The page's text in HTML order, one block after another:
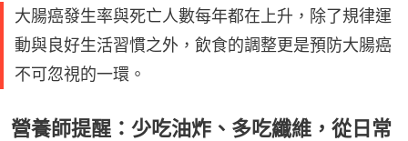
大腸癌發生率與死亡人數每年都在上升，除了規律運
動與良好生活習慣之外，飲食的調整更是預防大腸癌
不可忽視的一環。
營養師提醒：少吃油炸、多吃纖維，從日常